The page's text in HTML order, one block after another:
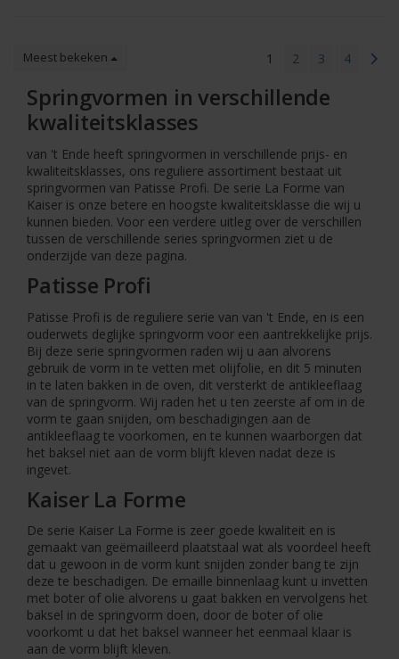
Meest bekeken 1 2 3 4
Springvormen in verschillende
kwaliteitsklasses
van 't Ende heeft springvormen in verschillende prijs- en
kwaliteitsklasses, ons reguliere assortiment bestaat uit
springvormen van Patisse Profi. De serie La Forme van
Kaiser is onze betere en hoogste kwaliteitsklasse die wij u
kunnen bieden. Voor een verdere uitleg over de verschillen
tussen de verschillende series springvormen ziet u de
onderzijde van deze pagina.
Patisse Profi
Patisse Profi is de reguliere serie van van 't Ende, en is een
ouderwets deglijke springvorm voor een aantrekkelijke prijs.
Bij deze serie springvormen raden wij u aan alvorens
gebruik de vorm in te vetten met olijfolie, en dit 5 minuten
in te laten bakken in de oven, dit versterkt de antikleeflaag
van de springvorm. Wij raden het u ten zeerste af om in de
vorm te gaan snijden, om beschadigingen aan de
antikleeflaag te voorkomen, en te kunnen waarborgen dat
het baksel niet aan de vorm blijft kleven nadat deze is
ingevet.
Kaiser La Forme
De serie Kaiser La Forme is zeer goede kwaliteit en is
gemaakt van geëmailleerd plaatstaal wat als voordeel heeft
dat u gewoon in de vorm kunt snijden zonder bang te zijn
deze te beschadigen. De emaille binnenlaag kunt u invetten
met boter of olie alvorens u gaat bakken en vervolgens het
baksel in de springvorm doen, door de boter of olie
voorkomt u dat het baksel wanneer het eenmaal klaar is
aan de vorm blijft kleven.